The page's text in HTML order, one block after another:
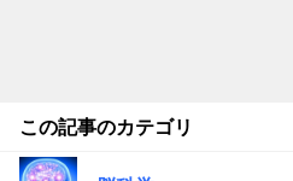
この記事のカテゴリ